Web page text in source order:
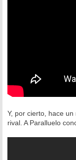
Y, por cierto, hace
rival. A Paralluelo